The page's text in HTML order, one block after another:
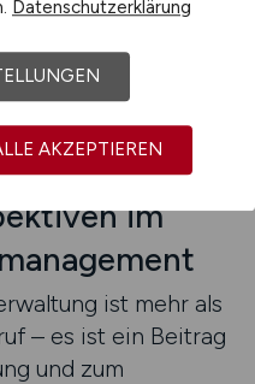
im
im
ist mehr als
– es ist ein Beitrag
und zum
Datenschutzerklärung
AKZEPTIEREN